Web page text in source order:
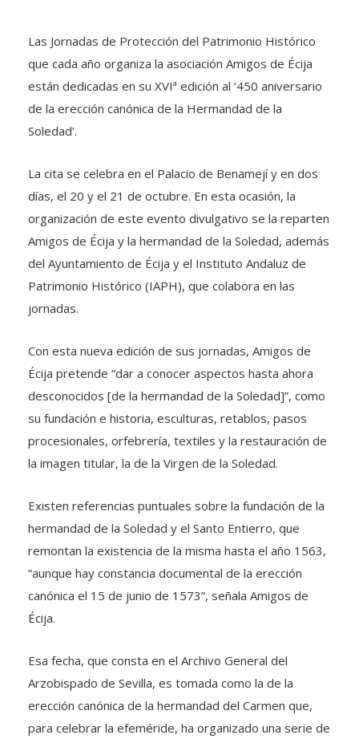
Las Jornadas de Protección del Patrimonio Histórico
que cada año organiza la asociación Amigos de Écija
están dedicadas en su XVIª edición al ‘450 aniversario
de la erección canónica de la Hermandad de la
Soledad’.
La cita se celebra en el Palacio de Benamejí y en dos
días, el 20 y el 21 de octubre. En esta ocasión, la
organización de este evento divulgativo se la reparten
Amigos de Écija y la hermandad de la Soledad, además
del Ayuntamiento de Écija y el Instituto Andaluz de
Patrimonio Histórico (IAPH), que colabora en las
jornadas.
Con esta nueva edición de sus jornadas, Amigos de
Écija pretende “dar a conocer aspectos hasta ahora
desconocidos [de la hermandad de la Soledad]”, como
su fundación e historia, esculturas, retablos, pasos
procesionales, orfebrería, textiles y la restauración de
la imagen titular, la de la Virgen de la Soledad.
Existen referencias puntuales sobre la fundación de la
hermandad de la Soledad y el Santo Entierro, que
remontan la existencia de la misma hasta el año 1563,
“aunque hay constancia documental de la erección
canónica el 15 de junio de 1573”, señala Amigos de
Écija.
Esa fecha, que consta en el Archivo General del
Arzobispado de Sevilla, es tomada como la de la
erección canónica de la hermandad del Carmen que,
para celebrar la efeméride, ha organizado una serie de